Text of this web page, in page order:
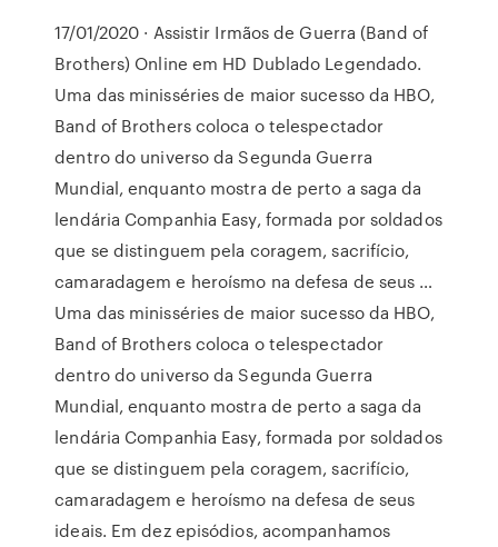
17/01/2020 · Assistir Irmãos de Guerra (Band of
Brothers) Online em HD Dublado Legendado.
Uma das minisséries de maior sucesso da HBO,
Band of Brothers coloca o telespectador
dentro do universo da Segunda Guerra
Mundial, enquanto mostra de perto a saga da
lendária Companhia Easy, formada por soldados
que se distinguem pela coragem, sacrifício,
camaradagem e heroísmo na defesa de seus …
Uma das minisséries de maior sucesso da HBO,
Band of Brothers coloca o telespectador
dentro do universo da Segunda Guerra
Mundial, enquanto mostra de perto a saga da
lendária Companhia Easy, formada por soldados
que se distinguem pela coragem, sacrifício,
camaradagem e heroísmo na defesa de seus
ideais. Em dez episódios, acompanhamos